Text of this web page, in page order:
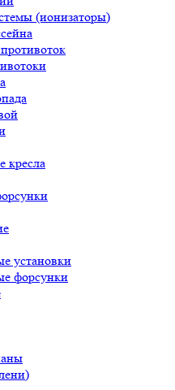
(ионизаторы)
кресла
установки
форсунки